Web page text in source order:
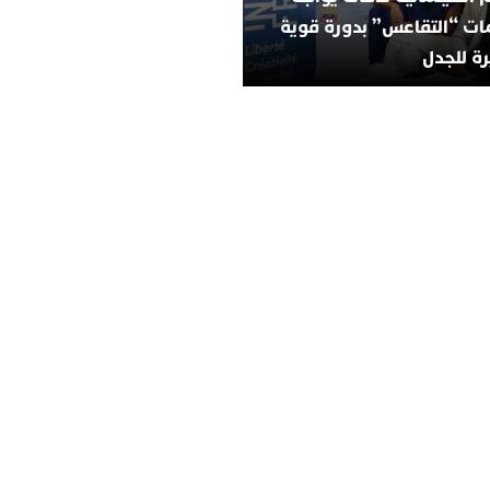
“التقاعس” بدورة قوية
للجدل